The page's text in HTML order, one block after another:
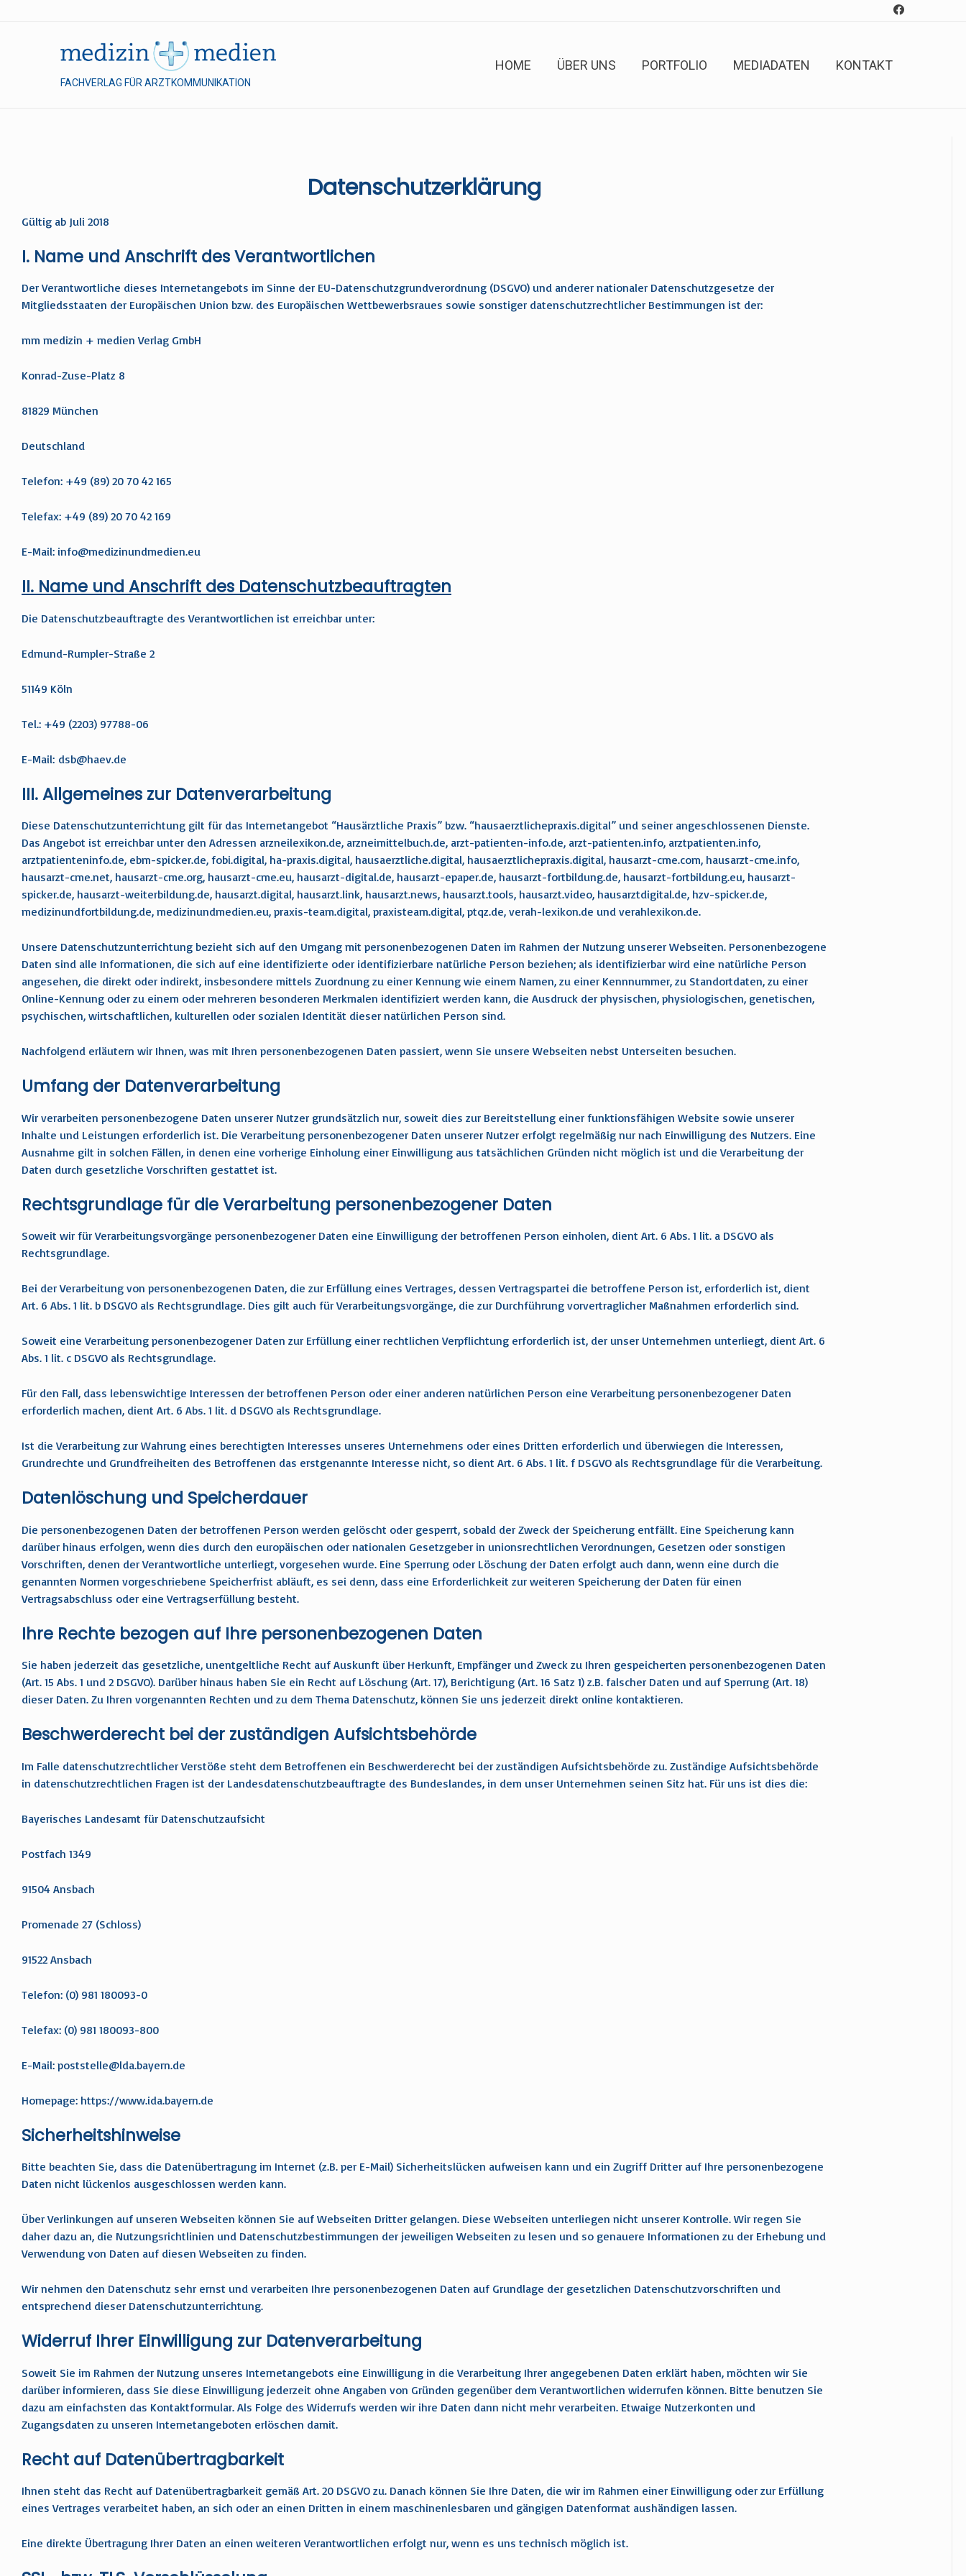
FACHVERLAG FÜR ARZTKOMMUNIKATION
HOME ÜBER UNS PORTFOLIO MEDIADATEN KONTAKT
Datenschutzerklärung
Gültig ab Juli 2018
I. Name und Anschrift des Verantwortlichen
Der Verantwortliche dieses Internetangebots im Sinne der EU-Datenschutzgrundverordnung (DSGVO) und anderer nationaler Datenschutzgesetze der
Mitgliedsstaaten der Europäischen Union bzw. des Europäischen Wettbewerbsraues sowie sonstiger datenschutzrechtlicher Bestimmungen ist der:
mm medizin + medien Verlag GmbH
Konrad-Zuse-Platz 8
81829 München
Deutschland
Telefon: +49 (89) 20 70 42 165
Telefax: +49 (89) 20 70 42 169
E-Mail: info@medizinundmedien.eu
II. Name und Anschrift des Datenschutzbeauftragten
Die Datenschutzbeauftragte des Verantwortlichen ist erreichbar unter:
Edmund-Rumpler-Straße 2
51149 Köln
Tel.: +49 (2203) 97788-06
E-Mail: dsb@haev.de
III. Allgemeines zur Datenverarbeitung
Diese Datenschutzunterrichtung gilt für das Internetangebot “Hausärztliche Praxis” bzw. “hausaerztlichepraxis.digital” und seiner angeschlossenen Dienste.
Das Angebot ist erreichbar unter den Adressen arzneilexikon.de, arzneimittelbuch.de, arzt-patienten-info.de, arzt-patienten.info, arztpatienten.info,
arztpatienteninfo.de, ebm-spicker.de, fobi.digital, ha-praxis.digital, hausaerztliche.digital, hausaerztlichepraxis.digital, hausarzt-cme.com, hausarzt-cme.info,
hausarzt-cme.net, hausarzt-cme.org, hausarzt-cme.eu, hausarzt-digital.de, hausarzt-epaper.de, hausarzt-fortbildung.de, hausarzt-fortbildung.eu, hausarzt-
spicker.de, hausarzt-weiterbildung.de, hausarzt.digital, hausarzt.link, hausarzt.news, hausarzt.tools, hausarzt.video, hausarztdigital.de, hzv-spicker.de,
medizinundfortbildung.de, medizinundmedien.eu, praxis-team.digital, praxisteam.digital, ptqz.de, verah-lexikon.de und verahlexikon.de.
Unsere Datenschutzunterrichtung bezieht sich auf den Umgang mit personenbezogenen Daten im Rahmen der Nutzung unserer Webseiten. Personenbezogene
Daten sind alle Informationen, die sich auf eine identifizierte oder identifizierbare natürliche Person beziehen; als identifizierbar wird eine natürliche Person
angesehen, die direkt oder indirekt, insbesondere mittels Zuordnung zu einer Kennung wie einem Namen, zu einer Kennnummer, zu Standortdaten, zu einer
Online-Kennung oder zu einem oder mehreren besonderen Merkmalen identifiziert werden kann, die Ausdruck der physischen, physiologischen, genetischen,
psychischen, wirtschaftlichen, kulturellen oder sozialen Identität dieser natürlichen Person sind.
Nachfolgend erläutern wir Ihnen, was mit Ihren personenbezogenen Daten passiert, wenn Sie unsere Webseiten nebst Unterseiten besuchen.
Umfang der Datenverarbeitung
Wir verarbeiten personenbezogene Daten unserer Nutzer grundsätzlich nur, soweit dies zur Bereitstellung einer funktionsfähigen Website sowie unserer
Inhalte und Leistungen erforderlich ist. Die Verarbeitung personenbezogener Daten unserer Nutzer erfolgt regelmäßig nur nach Einwilligung des Nutzers. Eine
Ausnahme gilt in solchen Fällen, in denen eine vorherige Einholung einer Einwilligung aus tatsächlichen Gründen nicht möglich ist und die Verarbeitung der
Daten durch gesetzliche Vorschriften gestattet ist.
Rechtsgrundlage für die Verarbeitung personenbezogener Daten
Soweit wir für Verarbeitungsvorgänge personenbezogener Daten eine Einwilligung der betroffenen Person einholen, dient Art. 6 Abs. 1 lit. a DSGVO als
Rechtsgrundlage.
Bei der Verarbeitung von personenbezogenen Daten, die zur Erfüllung eines Vertrages, dessen Vertragspartei die betroffene Person ist, erforderlich ist, dient
Art. 6 Abs. 1 lit. b DSGVO als Rechtsgrundlage. Dies gilt auch für Verarbeitungsvorgänge, die zur Durchführung vorvertraglicher Maßnahmen erforderlich sind.
Soweit eine Verarbeitung personenbezogener Daten zur Erfüllung einer rechtlichen Verpflichtung erforderlich ist, der unser Unternehmen unterliegt, dient Art. 6
Abs. 1 lit. c DSGVO als Rechtsgrundlage.
Für den Fall, dass lebenswichtige Interessen der betroffenen Person oder einer anderen natürlichen Person eine Verarbeitung personenbezogener Daten
erforderlich machen, dient Art. 6 Abs. 1 lit. d DSGVO als Rechtsgrundlage.
Ist die Verarbeitung zur Wahrung eines berechtigten Interesses unseres Unternehmens oder eines Dritten erforderlich und überwiegen die Interessen,
Grundrechte und Grundfreiheiten des Betroffenen das erstgenannte Interesse nicht, so dient Art. 6 Abs. 1 lit. f DSGVO als Rechtsgrundlage für die Verarbeitung.
Datenlöschung und Speicherdauer
Die personenbezogenen Daten der betroffenen Person werden gelöscht oder gesperrt, sobald der Zweck der Speicherung entfällt. Eine Speicherung kann
darüber hinaus erfolgen, wenn dies durch den europäischen oder nationalen Gesetzgeber in unionsrechtlichen Verordnungen, Gesetzen oder sonstigen
Vorschriften, denen der Verantwortliche unterliegt, vorgesehen wurde. Eine Sperrung oder Löschung der Daten erfolgt auch dann, wenn eine durch die
genannten Normen vorgeschriebene Speicherfrist abläuft, es sei denn, dass eine Erforderlichkeit zur weiteren Speicherung der Daten für einen
Vertragsabschluss oder eine Vertragserfüllung besteht.
Ihre Rechte bezogen auf Ihre personenbezogenen Daten
Sie haben jederzeit das gesetzliche, unentgeltliche Recht auf Auskunft über Herkunft, Empfänger und Zweck zu Ihren gespeicherten personenbezogenen Daten
(Art. 15 Abs. 1 und 2 DSGVO). Darüber hinaus haben Sie ein Recht auf Löschung (Art. 17), Berichtigung (Art. 16 Satz 1) z.B. falscher Daten und auf Sperrung (Art. 18)
dieser Daten. Zu Ihren vorgenannten Rechten und zu dem Thema Datenschutz, können Sie uns jederzeit direkt online kontaktieren.
Beschwerderecht bei der zuständigen Aufsichtsbehörde
Im Falle datenschutzrechtlicher Verstöße steht dem Betroffenen ein Beschwerderecht bei der zuständigen Aufsichtsbehörde zu. Zuständige Aufsichtsbehörde
in datenschutzrechtlichen Fragen ist der Landesdatenschutzbeauftragte des Bundeslandes, in dem unser Unternehmen seinen Sitz hat. Für uns ist dies die:
Bayerisches Landesamt für Datenschutzaufsicht
Postfach 1349
91504 Ansbach
Promenade 27 (Schloss)
91522 Ansbach
Telefon: (0) 981 180093-0
Telefax: (0) 981 180093-800
E-Mail: poststelle@lda.bayern.de
Homepage: https://www.ida.bayern.de
Sicherheitshinweise
Bitte beachten Sie, dass die Datenübertragung im Internet (z.B. per E-Mail) Sicherheitslücken aufweisen kann und ein Zugriff Dritter auf Ihre personenbezogene
Daten nicht lückenlos ausgeschlossen werden kann.
Über Verlinkungen auf unseren Webseiten können Sie auf Webseiten Dritter gelangen. Diese Webseiten unterliegen nicht unserer Kontrolle. Wir regen Sie
daher dazu an, die Nutzungsrichtlinien und Datenschutzbestimmungen der jeweiligen Webseiten zu lesen und so genauere Informationen zu der Erhebung und
Verwendung von Daten auf diesen Webseiten zu finden.
Wir nehmen den Datenschutz sehr ernst und verarbeiten Ihre personenbezogenen Daten auf Grundlage der gesetzlichen Datenschutzvorschriften und
entsprechend dieser Datenschutzunterrichtung.
Widerruf Ihrer Einwilligung zur Datenverarbeitung
Soweit Sie im Rahmen der Nutzung unseres Internetangebots eine Einwilligung in die Verarbeitung Ihrer angegebenen Daten erklärt haben, möchten wir Sie
darüber informieren, dass Sie diese Einwilligung jederzeit ohne Angaben von Gründen gegenüber dem Verantwortlichen widerrufen können. Bitte benutzen Sie
dazu am einfachsten das Kontaktformular. Als Folge des Widerrufs werden wir ihre Daten dann nicht mehr verarbeiten. Etwaige Nutzerkonten und
Zugangsdaten zu unseren Internetangeboten erlöschen damit.
Recht auf Datenübertragbarkeit
Ihnen steht das Recht auf Datenübertragbarkeit gemäß Art. 20 DSGVO zu. Danach können Sie Ihre Daten, die wir im Rahmen einer Einwilligung oder zur Erfüllung
eines Vertrages verarbeitet haben, an sich oder an einen Dritten in einem maschinenlesbaren und gängigen Datenformat aushändigen lassen.
Eine direkte Übertragung Ihrer Daten an einen weiteren Verantwortlichen erfolgt nur, wenn es uns technisch möglich ist.